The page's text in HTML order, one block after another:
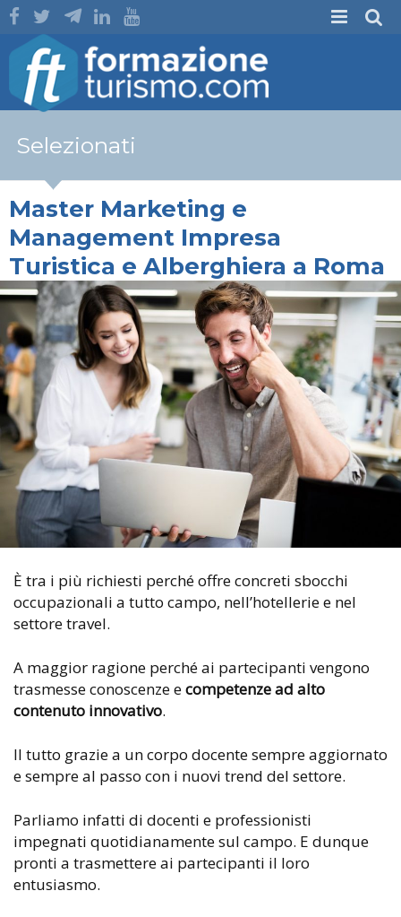
Selezionati
Master Marketing e
Management Impresa
Turistica e Alberghiera a Roma
È tra i più richiesti perché offre concreti sbocchi
occupazionali a tutto campo, nell’hotellerie e nel
settore travel.
A maggior ragione perché ai partecipanti vengono
trasmesse conoscenze ecompetenze ad alto
contenuto innovativo.
Il tutto grazie a un corpo docente sempre aggiornato
e sempre al passo con i nuovi trend del settore.
Parliamo infatti di docenti e professionisti
impegnati quotidianamente sul campo. E dunque
pronti a trasmettere ai partecipanti il loro
entusiasmo.